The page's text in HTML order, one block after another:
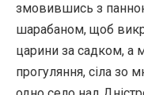
змовившись з
шарабаном, щоб
царини за садком, а
прогуляння, сіла зо